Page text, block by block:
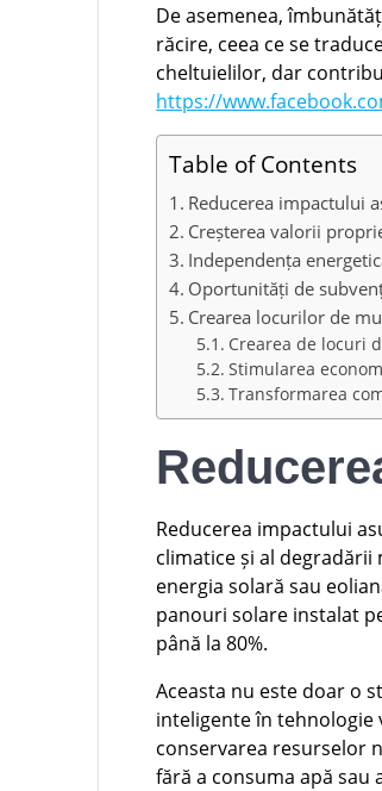
De asemenea,
răcire, ceea ce se
cheltuielilor, dar
https://
Table of Contents
Reducerea impactului
Creșterea valorii
Independența
Oportunități de
Crearea locurilor de
Crearea de locuri
Stimularea
Transformarea
Reducerea impactului
climatice și al
energia solară sau
panouri solare instalat
până la 80%.
Aceasta nu este doar o
inteligente în tehnologie
conservarea resurselor
fără a consuma apă sau